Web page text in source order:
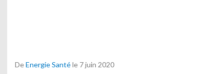
DeEnergie Santéle 7 juin 2020